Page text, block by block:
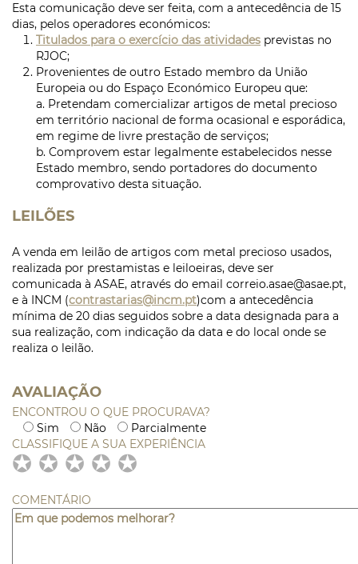
Esta comunicação deve ser feita, com a antecedência de 15
dias, pelos operadores económicos:
Titulados para o exercício das atividades previstas no
RJOC;
Provenientes de outro Estado membro da União
Europeia ou do Espaço Económico Europeu que:
a. Pretendam comercializar artigos de metal precioso
em território nacional de forma ocasional e esporádica,
em regime de livre prestação de serviços;
b. Comprovem estar legalmente estabelecidos nesse
Estado membro, sendo portadores do documento
comprovativo desta situação.
LEILÕES
A venda em leilão de artigos com metal precioso usados,
realizada por prestamistas e leiloeiras, deve ser
comunicada à ASAE, através do email correio.asae@asae.pt,
e à INCM (contrastarias@incm.pt)com a antecedência
mínima de 20 dias seguidos sobre a data designada para a
sua realização, com indicação da data e do local onde se
realiza o leilão.
AVALIAÇÃO
ENCONTROU O QUE PROCURAVA?
Sim
Não
Parcialmente
CLASSIFIQUE A SUA EXPERIÊNCIA
✪
✪ ✪
✪ ✪ ✪
✪ ✪ ✪ ✪
✪ ✪ ✪ ✪ ✪
COMENTÁRIO